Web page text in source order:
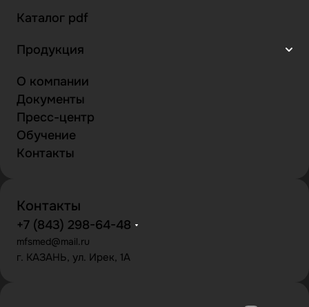
Каталог pdf
Продукция
О компании
Документы
Пресс-центр
Обучение
Контакты
Контакты
+7 (843) 298-64-48
mfsmed@mail.ru
г. КАЗАНЬ, ул. Ирек, 1А